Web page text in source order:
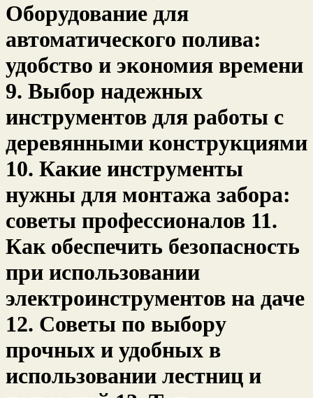
Оборудование для
автоматического полива:
удобство и экономия времени
9. Выбор надежных
инструментов для работы с
деревянными конструкциями
10. Какие инструменты
нужны для монтажа забора:
советы профессионалов 11.
Как обеспечить безопасность
при использовании
электроинструментов на даче
12. Советы по выбору
прочных и удобных в
использовании лестниц и